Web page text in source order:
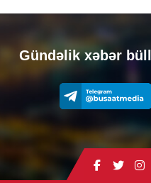
Gündəlik xəbər